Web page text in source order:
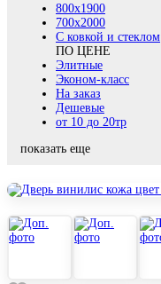
800x1900
700x2000
С ковкой и стеклом
ПО ЦЕНЕ
Элитные
Эконом-класс
На заказ
Дешевые
от 10 до 20тр
показать еще